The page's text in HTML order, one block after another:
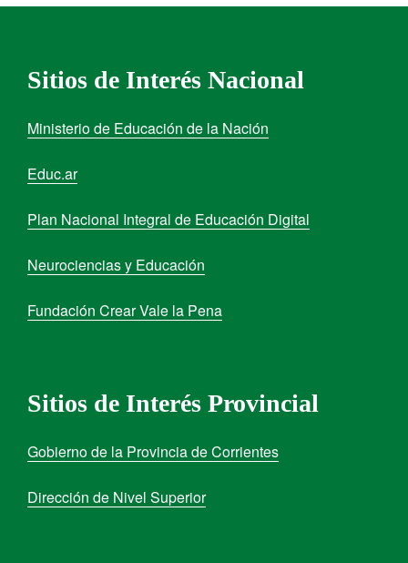
Sitios de Interés Nacional
Ministerio de Educación de la Nación
Educ.ar
Plan Nacional Integral de Educación Digital
Neurociencias y Educación
Fundación Crear Vale la Pena
Sitios de Interés Provincial
Gobierno de la Provincia de Corrientes
Dirección de Nivel Superior